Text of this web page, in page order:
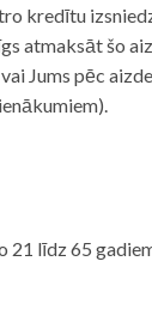
kredītu
šo
Jums pēc
līdz 65